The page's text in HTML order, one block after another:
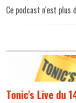
Ce podcast n'est
Tonic's Live du